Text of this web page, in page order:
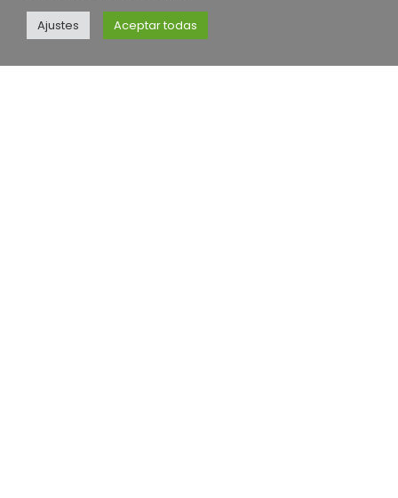
Ajustes Aceptar todas